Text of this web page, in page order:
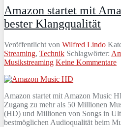
Amazon startet mit
bester Klangqualität
Veröffentlicht von Wilfred Lindo
Streaming, Technik Schlagwörter:
Musikstreaming Keine Kommentare
Amazon startet mit Amazon Music
Zugang zu mehr als 50 Millionen
(HD) und Millionen von Songs in
bestmöglichen Audioqualität beim